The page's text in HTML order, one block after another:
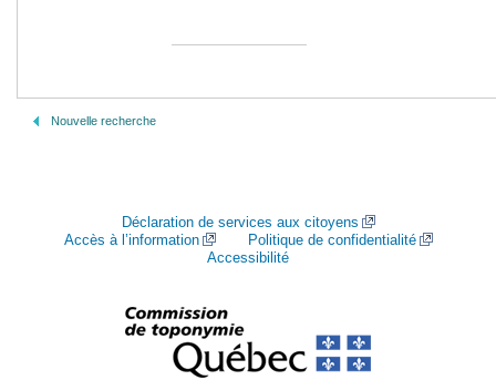
Nouvelle recherche
Déclaration de services aux citoyens
Accès à l’information
Politique de confidentialité
Accessibilité